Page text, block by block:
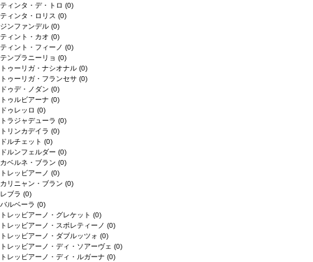
ティンタ・デ・トロ (0)
ティンタ・ロリス (0)
ジンファンデル (0)
ティント・カオ (0)
ティント・フィーノ (0)
テンプラニーリョ (0)
トゥーリガ・ナシオナル (0)
トゥーリガ・フランセサ (0)
ドゥデ・ノダン (0)
トゥルビアーナ (0)
ドゥレッロ (0)
トラジャデューラ (0)
トリンカデイラ (0)
ドルチェット (0)
ドルンフェルダー (0)
カベルネ・ブラン (0)
トレッビアーノ (0)
カリニャン・ブラン (0)
レブラ (0)
バルベーラ (0)
トレッビアーノ・グレケット (0)
トレッビアーノ・スポレティーノ (0)
トレッビアーノ・ダブルッツォ (0)
トレッビアーノ・ディ・ソアーヴェ (0)
トレッビアーノ・ディ・ルガーナ (0)